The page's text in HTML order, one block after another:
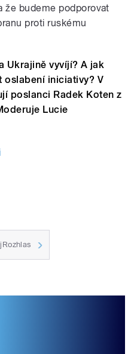
že budeme podporovat
proti ruskému
Ukrajině vyvíjí? A jak
oslabení iniciativy? V
poslanci Radek Koten z
Lucie